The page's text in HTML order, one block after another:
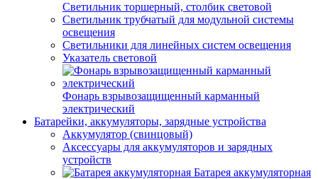
Светильник торшерный, столбик световой
Светильник трубчатый для модульной системы
освещения
Светильники для линейных систем освещения
Указатель световой
Фонарь взрывозащищенный карманный
электрический
Батарейки, аккумуляторы, зарядные устройства
Аккумулятор (свинцовый)
Аксессуары для аккумуляторов и зарядных
устройств
Батарея аккумуляторная